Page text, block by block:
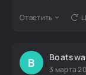
Ответить
B 3 марта